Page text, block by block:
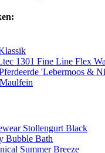
1301 Fine Line Flex
'Lebermoos &
Stollengurt Black
Bubble Bath
Summer Breeze